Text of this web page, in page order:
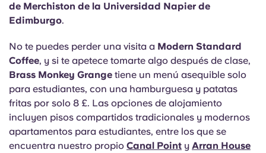
de Merchiston de la Universidad Napier de
Edimburgo.
No te puedes perder una visita a Modern Standard
Coffee, y si te apetece tomarte algo después de clase,
Brass Monkey Grange tiene un menú asequible solo
para estudiantes, con una hamburguesa y patatas
fritas por solo 8 £. Las opciones de alojamiento
incluyen pisos compartidos tradicionales y modernos
apartamentos para estudiantes, entre los que se
encuentra nuestro propio Canal Point y Arran House